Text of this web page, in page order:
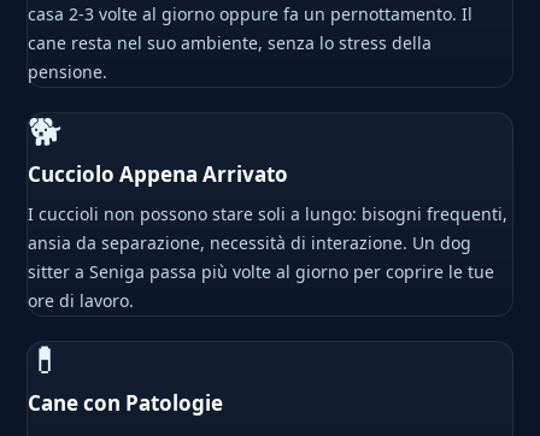
casa 2-3 volte al giorno oppure fa un pernottamento. Il
cane resta nel suo ambiente, senza lo stress della
pensione.
🐕
Cucciolo Appena Arrivato
I cuccioli non possono stare soli a lungo: bisogni frequenti,
ansia da separazione, necessità di interazione. Un dog
sitter a Seniga passa più volte al giorno per coprire le tue
ore di lavoro.
💊
Cane con Patologie